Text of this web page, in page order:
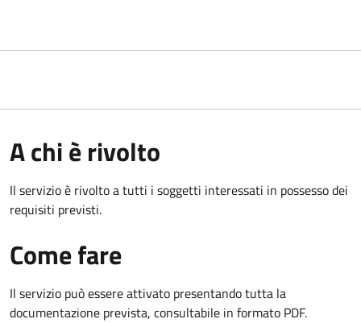
A chi è rivolto
Il servizio è rivolto a tutti i soggetti interessati in possesso dei
requisiti previsti.
Come fare
Il servizio può essere attivato presentando tutta la
documentazione prevista, consultabile in formato PDF.